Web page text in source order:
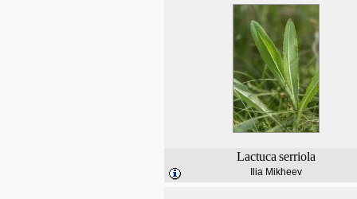
Lactuca serriola
Ilia Mikheev